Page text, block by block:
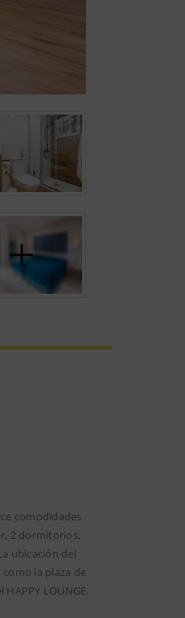
comodidades
2 dormitorios,
ubicación del
la plaza de
LOUNGE.